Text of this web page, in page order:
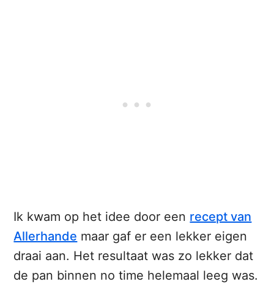
Ik kwam op het idee door een recept van
Allerhande maar gaf er een lekker eigen
draai aan. Het resultaat was zo lekker dat
de pan binnen no time helemaal leeg was.